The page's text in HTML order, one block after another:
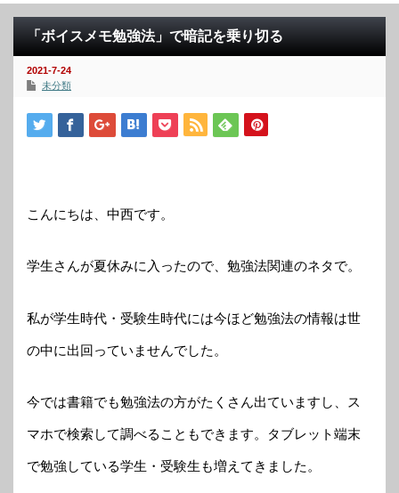
「ボイスメモ勉強法」で暗記を乗り切る
2021-7-24
未分類
こんにちは、中西です。
学生さんが夏休みに入ったので、勉強法関連のネタで。
私が学生時代・受験生時代には今ほど勉強法の情報は世
の中に出回っていませんでした。
今では書籍でも勉強法の方がたくさん出ていますし、ス
マホで検索して調べることもできます。タブレット端末
で勉強している学生・受験生も増えてきました。